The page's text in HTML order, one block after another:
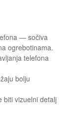
— sočiva
ogrebotinama.
telefona
bolju
biti vizuelni detalj